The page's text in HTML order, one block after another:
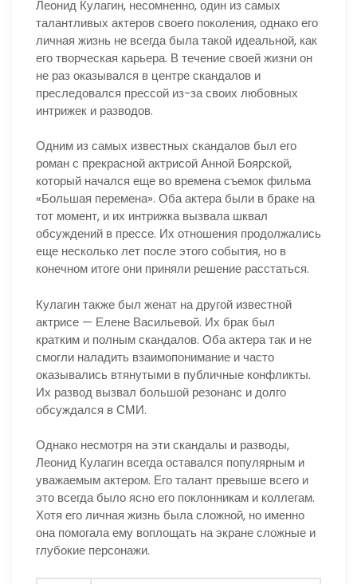
Леонид Кулагин, несомненно, один из самых
талантливых актеров своего поколения, однако его
личная жизнь не всегда была такой идеальной, как
его творческая карьера. В течение своей жизни он
не раз оказывался в центре скандалов и
преследовался прессой из-за своих любовных
интрижек и разводов.
Одним из самых известных скандалов был его
роман с прекрасной актрисой Анной Боярской,
который начался еще во времена съемок фильма
«Большая перемена». Оба актера были в браке на
тот момент, и их интрижка вызвала шквал
обсуждений в прессе. Их отношения продолжались
еще несколько лет после этого события, но в
конечном итоге они приняли решение расстаться.
Кулагин также был женат на другой известной
актрисе — Елене Васильевой. Их брак был
кратким и полным скандалов. Оба актера так и не
смогли наладить взаимопонимание и часто
оказывались втянутыми в публичные конфликты.
Их развод вызвал большой резонанс и долго
обсуждался в СМИ.
Однако несмотря на эти скандалы и разводы,
Леонид Кулагин всегда оставался популярным и
уважаемым актером. Его талант превыше всего и
это всегда было ясно его поклонникам и коллегам.
Хотя его личная жизнь была сложной, но именно
она помогала ему воплощать на экране сложные и
глубокие персонажи.